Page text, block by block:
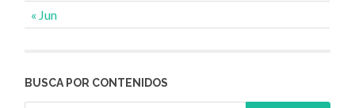
« Jun
BUSCA POR CONTENIDOS